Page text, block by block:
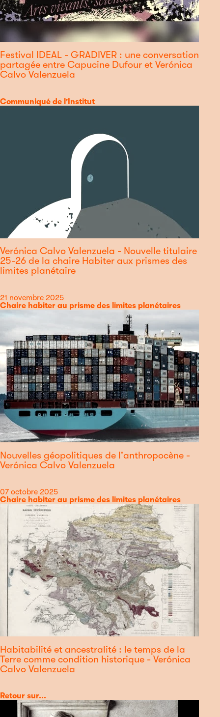
Festival IDEAL - GRADIVER : une conversation
partagée entre Capucine Dufour et Verónica
Calvo Valenzuela
Catégorie
Communiqué de l'Institut
Verónica Calvo Valenzuela - Nouvelle titulaire
25-26 de la chaire Habiter aux prismes des
limites planétaire
Date
21 novembre 2025
Catégorie
Chaire habiter au prisme des limites planétaires
Nouvelles géopolitiques de l'anthropocène -
Verónica Calvo Valenzuela
Date
07 octobre 2025
Catégorie
Chaire habiter au prisme des limites planétaires
Habitabilité et ancestralité : le temps de la
Terre comme condition historique - Verónica
Calvo Valenzuela
Catégorie
Retour sur...